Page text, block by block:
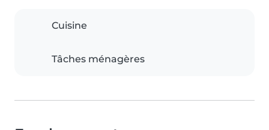
Cuisine
Tâches ménagères